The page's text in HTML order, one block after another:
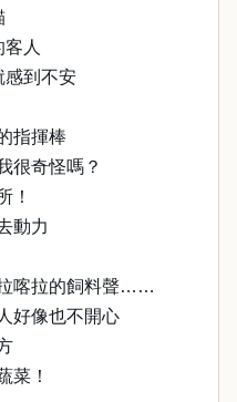
人
感到不安
指揮棒
很奇怪嗎？
！
動力
拉喀拉的飼料聲……
好像也不開心
菜！